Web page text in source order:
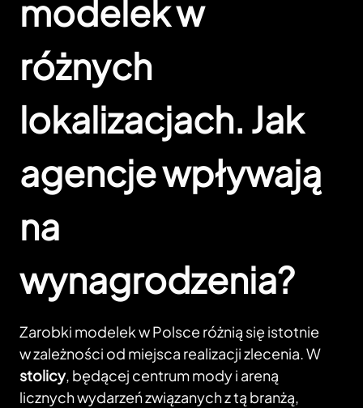
modelek w
różnych
lokalizacjach. Jak
agencje wpływają
na
wynagrodzenia?
Zarobki modelek w Polsce różnią się istotnie
w zależności od miejsca realizacji zlecenia. W
stolicy, będącej centrum mody i areną
licznych wydarzeń związanych z tą branżą,